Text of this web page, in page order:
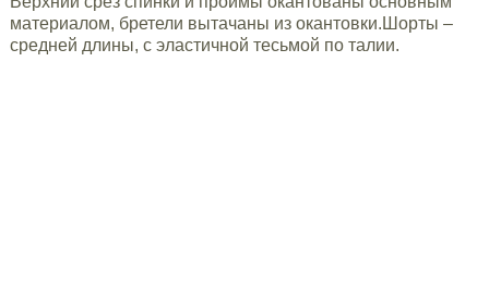
материалом, бретели вытачаны из окантовки.Шорты –
средней длины, с эластичной тесьмой по талии.